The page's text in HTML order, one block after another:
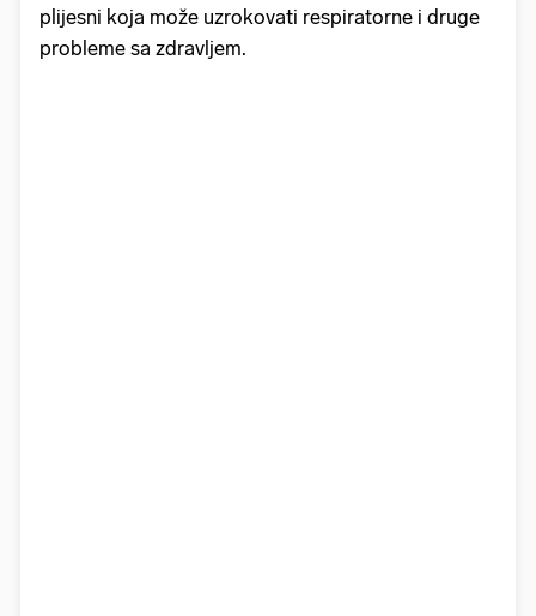
plijesni koja može uzrokovati respiratorne i druge
probleme sa zdravljem.